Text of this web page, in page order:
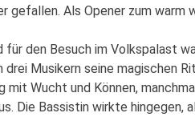
gefallen. Als Opener zum warm
für den Besuch im Volkspalast
Musikern seine magischen
mit Wucht und Können,
Die Bassistin wirkte hingegen,